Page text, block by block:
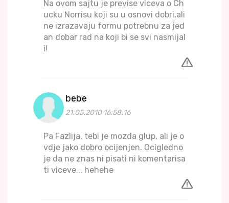
Na ovom sajtu je previse viceva o Ch
ucku Norrisu koji su u osnovi dobri,ali
ne izrazavaju formu potrebnu za jed
an dobar rad na koji bi se svi nasmijal
i!
bebe
21.05.2010 16:58:16
Pa Fazlija, tebi je mozda glup, ali je o
vdje jako dobro ocijenjen. Ocigledno
je da ne znas ni pisati ni komentarisa
ti viceve... hehehe